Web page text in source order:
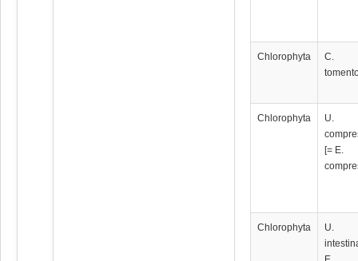
Chlorophyta
C.
Chlorophyta
U.
[= E.
Chlorophyta
U.